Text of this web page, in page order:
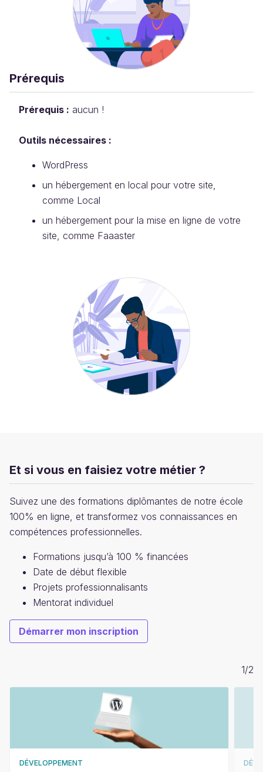
Prérequis
Prérequis : aucun !
Outils nécessaires :
WordPress
un hébergement en local pour votre site,
comme Local
un hébergement pour la mise en ligne de votre
site, comme Faaaster
Et si vous en faisiez votre métier ?
Suivez une des formations diplômantes de notre école
100% en ligne, et transformez vos connaissances en
compétences professionnelles.
Formations jusqu’à 100 % financées
Date de début flexible
Projets professionnalisants
Mentorat individuel
Démarrer mon inscription
1/2
DÉVELOPPEMENT